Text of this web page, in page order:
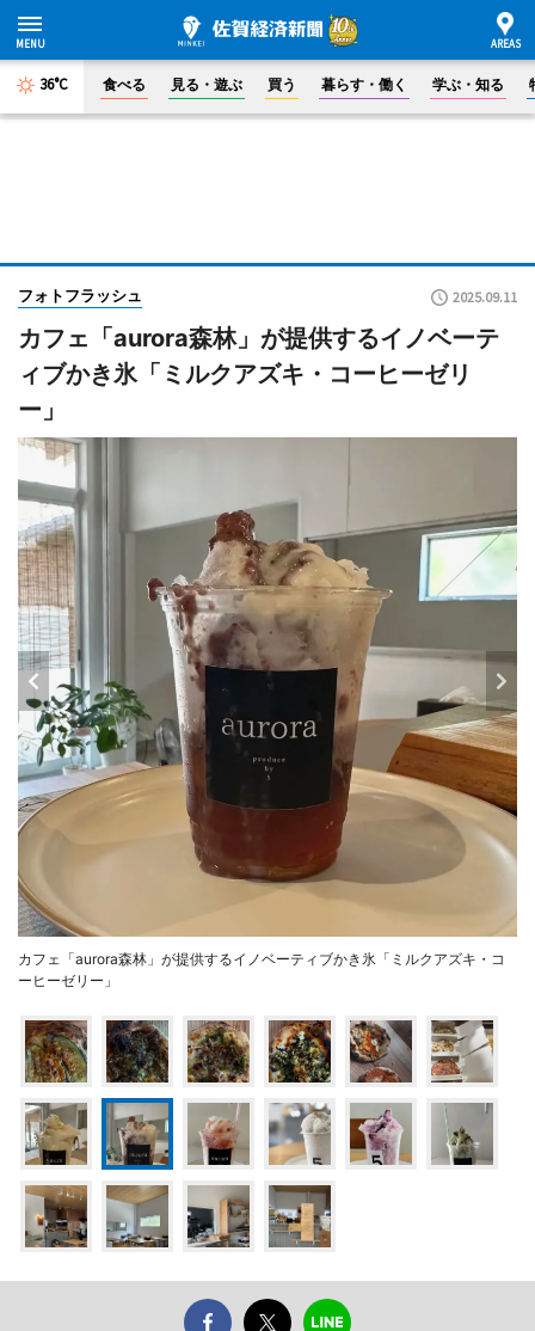
36°C 食べる 見る・遊ぶ 買う 暮らす・働く 学ぶ・知る
フォトフラッシュ 2025.09.11
カフェ「aurora森林」が提供するイノベーテ
ィブかき氷「ミルクアズキ・コーヒーゼリ
ー」
カフェ「aurora森林」が提供するイノベーティブかき氷「ミルクアズキ・コ
ーヒーゼリー」